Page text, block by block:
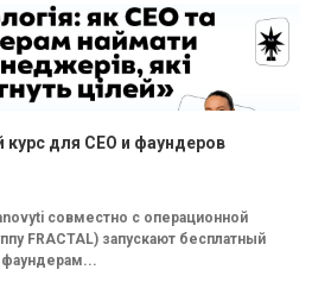
для CEO и фаундеров
совместно с операционной
FRACTAL) запускают бесплатный
фаундерам...